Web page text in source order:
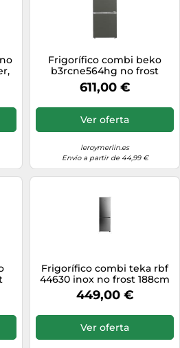
Frigorífico combi beko
b3rcne564hg no frost
192cm 340l gris clase e
611,00 €
Ver oferta
leroymerlin.es
Envío a partir de 44,99 €
Frigorífico combi teka rbf
44630 inox no frost 188cm
310l inox clase d
449,00 €
Ver oferta